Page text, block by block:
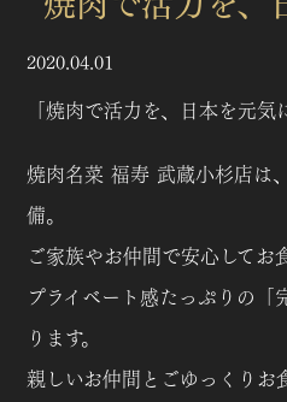
2020.04.01
「焼肉で活力を、日本を元気
焼肉名菜 福寿 武蔵小杉店は
備。
ご家族やお仲間で安心してお
プライベート感たっぷりの「
ります。
親しいお仲間とごゆっくりお